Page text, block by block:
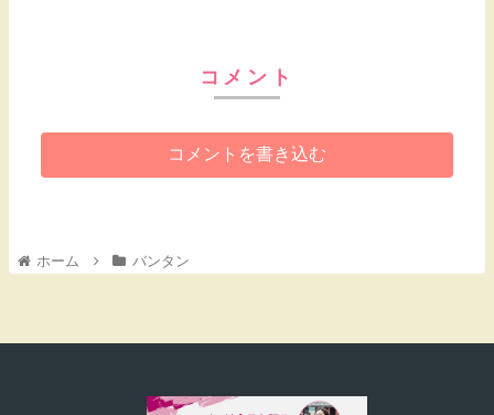
コメント
コメントを書き込む
ホーム バンタン